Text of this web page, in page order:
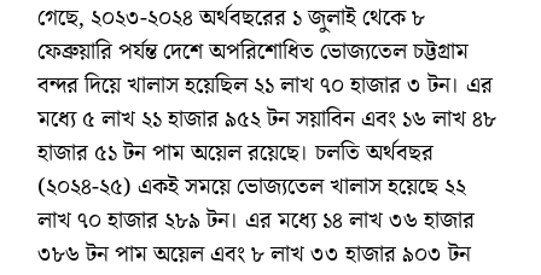
গেছে, ২০২৩-২০২৪ অর্থবছরের ১ জুলাই থেকে ৮
ফেব্রুয়ারি পর্যন্ত দেশে অপরিশোধিত ভোজ্যতেল চট্টগ্রাম
বন্দর দিয়ে খালাস হয়েছিল ২১ লাখ ৭০ হাজার ৩ টন। এর
মধ্যে ৫ লাখ ২১ হাজার ৯৫২ টন সয়াবিন এবং ১৬ লাখ ৪৮
হাজার ৫১ টন পাম অয়েল রয়েছে। চলতি অর্থবছর
(২০২৪-২৫) একই সময়ে ভোজ্যতেল খালাস হয়েছে ২২
লাখ ৭০ হাজার ২৮৯ টন। এর মধ্যে ১৪ লাখ ৩৬ হাজার
৩৮৬ টন পাম অয়েল এবং ৮ লাখ ৩৩ হাজার ৯০৩ টন